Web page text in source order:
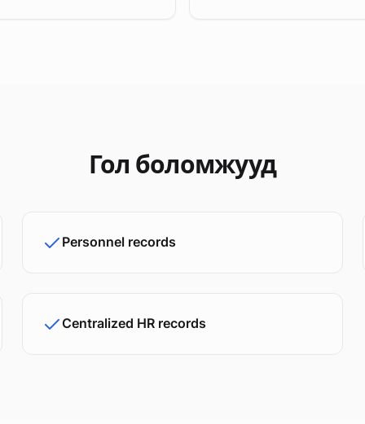
Гол боломжууд
Personnel records
Centralized HR records